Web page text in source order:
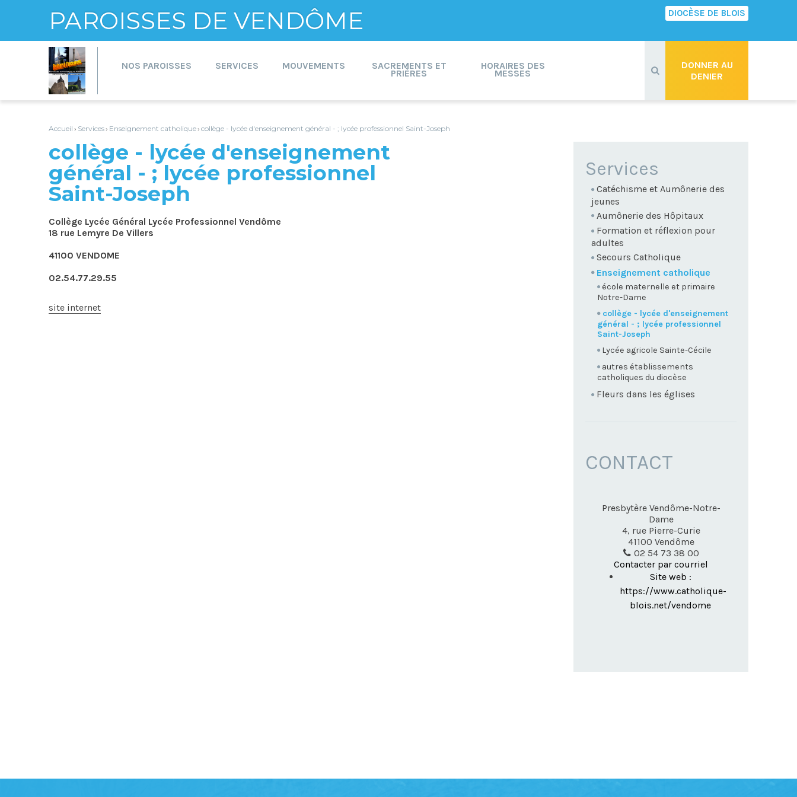
PAROISSES DE VENDÔME DIOCÈSE DE BLOIS
au
contenu.
|
Aller
la
navigation
personnels
DONNER AU
DENIER
NOS PAROISSES SERVICES MOUVEMENTS SACREMENTS ET
PRIÈRES
HORAIRES DES
MESSES
Accueil › Services› Enseignement catholique› collège - lycée d'enseignement général - ; lycée professionnel Saint-Joseph
collège - lycée d'enseignement
général - ; lycée professionnel
Saint-Joseph
Collège Lycée Général Lycée Professionnel Vendôme
18 rue Lemyre De Villers
41100 VENDOME
02.54.77.29.55
site internet
NAVIGATION
Services
Catéchisme et Aumônerie des
jeunes
Aumônerie des Hôpitaux
Formation et réflexion pour
adultes
Secours Catholique
Enseignement catholique
école maternelle et primaire
Notre-Dame
collège - lycée d'enseignement
général - ; lycée professionnel
Saint-Joseph
Lycée agricole Sainte-Cécile
autres établissements
catholiques du diocèse
Fleurs dans les églises
CONTACT
Presbytère Vendôme-Notre-
Dame
4, rue Pierre-Curie
41100 Vendôme
02 54 73 38 00
Contacter par courriel
Site web :
https://www.catholique-
blois.net/vendome